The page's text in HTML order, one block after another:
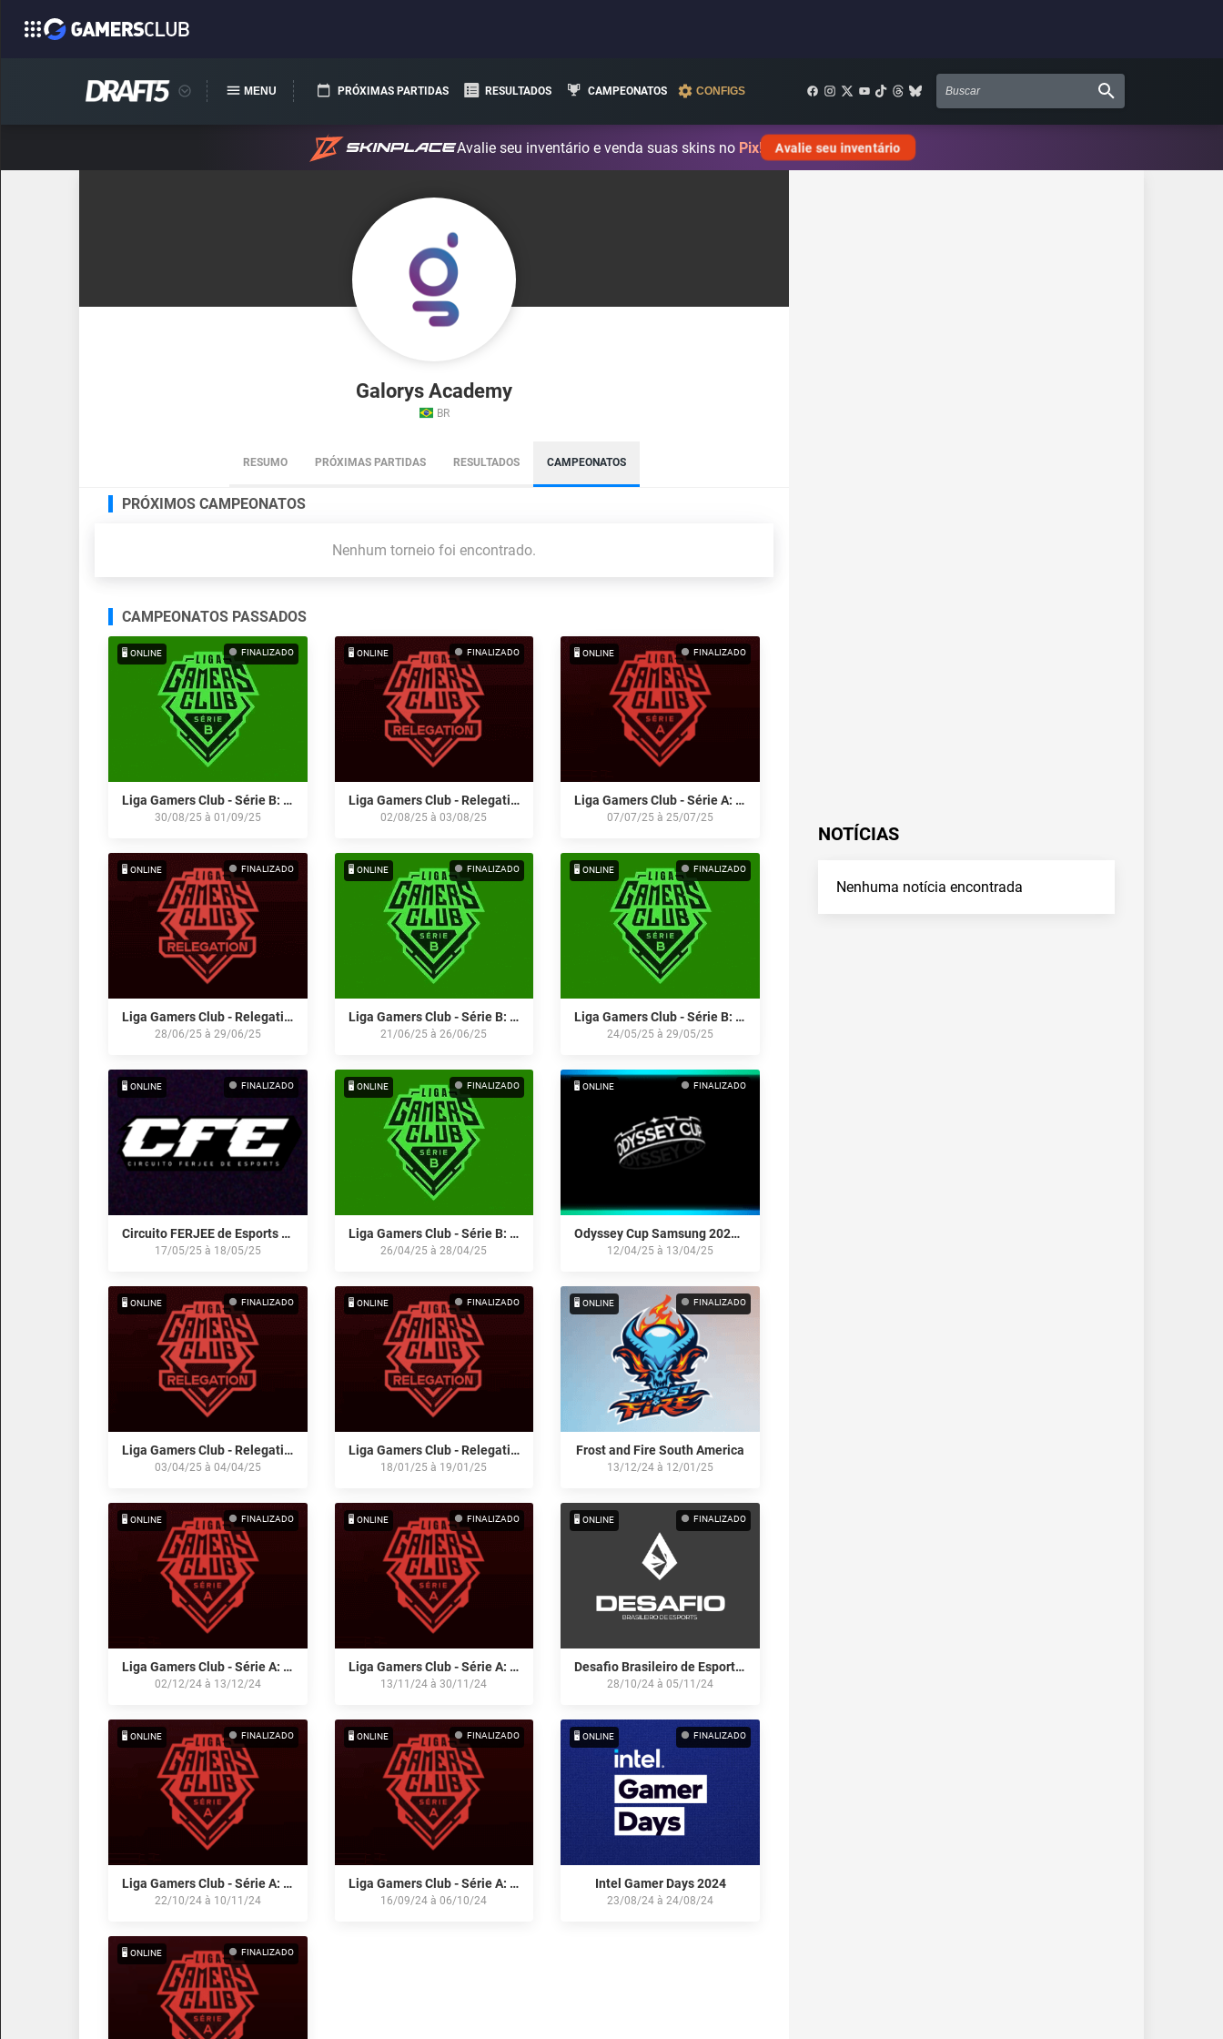
MENU PRÓXIMAS PARTIDAS RESULTADOS CAMPEONATOS CONFIGS
Avalie seu inventário e venda suas skins no Pix! Avalie seu inventário
Galorys Academy
BR
RESUMO PRÓXIMAS PARTIDAS RESULTADOS CAMPEONATOS
PRÓXIMOS CAMPEONATOS
Nenhum torneio foi encontrado.
CAMPEONATOS PASSADOS
FINALIZADO
🖥️ ONLINE
Liga Gamers Club - Série B: Agosto/25
30/08/25 à 01/09/25
FINALIZADO
🖥️ ONLINE
Liga Gamers Club - Relegation Série A - Agosto/25
02/08/25 à03/08/25
FINALIZADO
🖥️ ONLINE
Liga Gamers Club - Série A: Julho/25
07/07/25 à25/07/25
FINALIZADO
🖥️ ONLINE
Liga Gamers Club - Relegation Série A - Julho/25
28/06/25 à 29/06/25
FINALIZADO
🖥️ ONLINE
Liga Gamers Club - Série B: Junho/25
21/06/25 à26/06/25
FINALIZADO
🖥️ ONLINE
Liga Gamers Club - Série B: Maio/25
24/05/25 à29/05/25
FINALIZADO
🖥️ ONLINE
Circuito FERJEE de Esports 2025: Open Qualifier #1
17/05/25 à 18/05/25
FINALIZADO
🖥️ ONLINE
Liga Gamers Club - Série B: Abril/25
26/04/25 à28/04/25
FINALIZADO
🖥️ ONLINE
Odyssey Cup Samsung 2025: Open Qualifier #2
12/04/25 à 13/04/25
FINALIZADO
🖥️ ONLINE
Liga Gamers Club - Relegation Série A - Abril/25
03/04/25 à 04/04/25
FINALIZADO
🖥️ ONLINE
Liga Gamers Club - Relegation Série A - Janeiro/25
18/01/25 à 19/01/25
FINALIZADO
🖥️ ONLINE
Frost and Fire South America
13/12/24 à 12/01/25
FINALIZADO
🖥️ ONLINE
Liga Gamers Club - Série A: Dezembro/24
02/12/24à 13/12/24
FINALIZADO
🖥️ ONLINE
Liga Gamers Club - Série A: Novembro/24
13/11/24 à30/11/24
FINALIZADO
🖥️ ONLINE
Desafio Brasileiro de Esports 2024: Online Stage
28/10/24 à05/11/24
FINALIZADO
🖥️ ONLINE
Liga Gamers Club - Série A: Outubro/24
22/10/24à 10/11/24
FINALIZADO
🖥️ ONLINE
Liga Gamers Club - Série A: Setembro/24
16/09/24 à06/10/24
FINALIZADO
🖥️ ONLINE
Intel Gamer Days 2024
23/08/24 à24/08/24
FINALIZADO
🖥️ ONLINE
NOTÍCIAS
Nenhuma notícia encontrada